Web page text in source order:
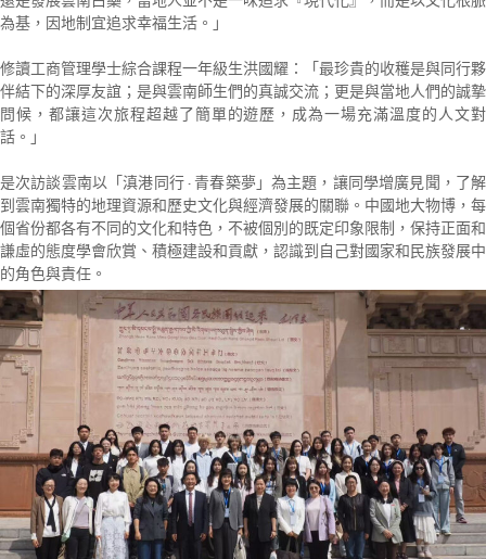
為基，因地制宜追求幸福生活。」
修讀工商管理學士綜合課程一年級生洪國耀：「最珍貴的收穫是與同行夥
伴結下的深厚友誼；是與雲南師生們的真誠交流；更是與當地人們的誠摯
問候，都讓這次旅程超越了簡單的遊歷，成為一場充滿溫度的人文對
話。」
是次訪談雲南以「滇港同行 · 青春築夢」為主題，讓同學增廣見聞，了解
到雲南獨特的地理資源和歷史文化與經濟發展的關聯。中國地大物博，每
個省份都各有不同的文化和特色，不被個別的既定印象限制，保持正面和
謙虛的態度學會欣賞、積極建設和貢獻，認識到自己對國家和民族發展中
的角色與責任。